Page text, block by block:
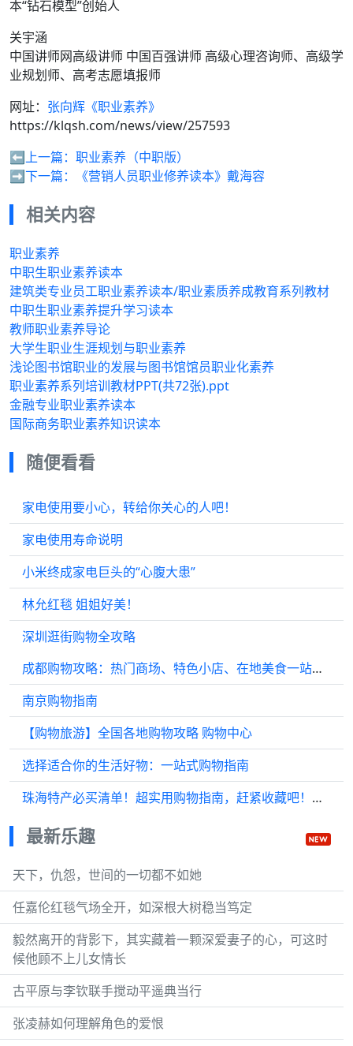
本“钻石模型”创始人
关宇涵
中国讲师网高级讲师 中国百强讲师 高级心理咨询师、高级学
业规划师、高考志愿填报师
网址： 张向辉《职业素养》
https://klqsh.com/news/view/257593
⬅️上一篇： 职业素养（中职版）
➡️下一篇：
《营销人员职业修养读本》戴海容
相关内容
职业素养
中职生职业素养读本
建筑类专业员工职业素养读本/职业素质养成教育系列教材
中职生职业素养提升学习读本
教师职业素养导论
大学生职业生涯规划与职业素养
浅论图书馆职业的发展与图书馆馆员职业化素养
职业素养系列培训教材PPT(共72张).ppt
金融专业职业素养读本
国际商务职业素养知识读本
随便看看
家电使用要小心，转给你关心的人吧！
家电使用寿命说明
小米终成家电巨头的“心腹大患”
林允红毯 姐姐好美！
深圳逛街购物全攻略
成都购物攻略：热门商场、特色小店、在地美食一站式推荐指南
南京购物指南
【购物旅游】全国各地购物攻略 购物中心
选择适合你的生活好物：一站式购物指南
珠海特产必买清单！超实用购物指南，赶紧收藏吧！错过后悔哦！
最新乐趣
天下，仇怨，世间的一切都不如她
任嘉伦红毯气场全开，如深根大树稳当笃定
毅然离开的背影下，其实藏着一颗深爱妻子的心，可这时
候他顾不上儿女情长
古平原与李钦联手搅动平遥典当行
张凌赫如何理解角色的爱恨